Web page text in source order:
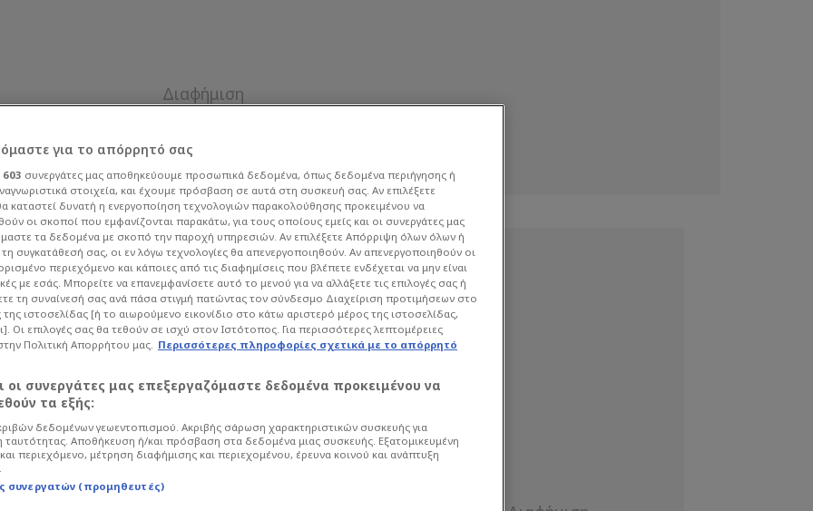
με Φλικ
Ποδόσφαιρο La Liga
Ισπανίας
για το απόρρητό σας
603 συνεργάτες μας αποθηκεύουμε προσωπικά δεδομένα, όπως δεδομένα περιήγησης ή
στοιχεία, και έχουμε πρόσβαση σε αυτά στη συσκευή σας. Αν επιλέξετε
καταστεί δυνατή η ενεργοποίηση τεχνολογιών παρακολούθησης προκειμένου να
οι σκοποί που εμφανίζονται παρακάτω, για τους οποίους εμείς και οι συνεργάτες μας
τα δεδομένα με σκοπό την παροχή υπηρεσιών. Αν επιλέξετε Απόρριψη όλων όλων ή
συγκατάθεσή σας, οι εν λόγω τεχνολογίες θα απενεργοποιηθούν. Αν απενεργοποιηθούν οι
περιεχόμενο και κάποιες από τις διαφημίσεις που βλέπετε ενδέχεται να μην είναι
με εσάς. Μπορείτε να επανεμφανίσετε αυτό το μενού για να αλλάξετε τις επιλογές σας ή
τη συναίνεσή σας ανά πάσα στιγμή πατώντας τον σύνδεσμο Διαχείριση προτιμήσεων στο
ιστοσελίδας [ή το αιωρούμενο εικονίδιο στο κάτω αριστερό μέρος της ιστοσελίδας,
Οι επιλογές σας θα τεθούν σε ισχύ στον Ιστότοπος. Για περισσότερες λεπτομέρειες
Πολιτική Απορρήτου μας. Περισσότερες πληροφορίες σχετικά με το απόρρητό
οι συνεργάτες μας επεξεργαζόμαστε δεδομένα προκειμένου να
τα εξής:
δεδομένων γεωεντοπισμού. Ακριβής σάρωση χαρακτηριστικών συσκευής για
ταυτότητας. Αποθήκευση ή/και πρόσβαση στα δεδομένα μιας συσκευής. Εξατομικευμένη
περιεχόμενο, μέτρηση διαφήμισης και περιεχομένου, έρευνα κοινού και ανάπτυξη
συνεργατών (προμηθευτές)